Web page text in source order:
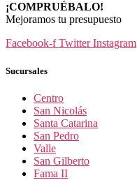
¡COMPRUÉBALO!
Mejoramos tu presupuesto
Facebook-f Twitter Instagram
Sucursales
Centro
San Nicolás
Santa Catarina
San Pedro
Valle
San Gilberto
Fama II